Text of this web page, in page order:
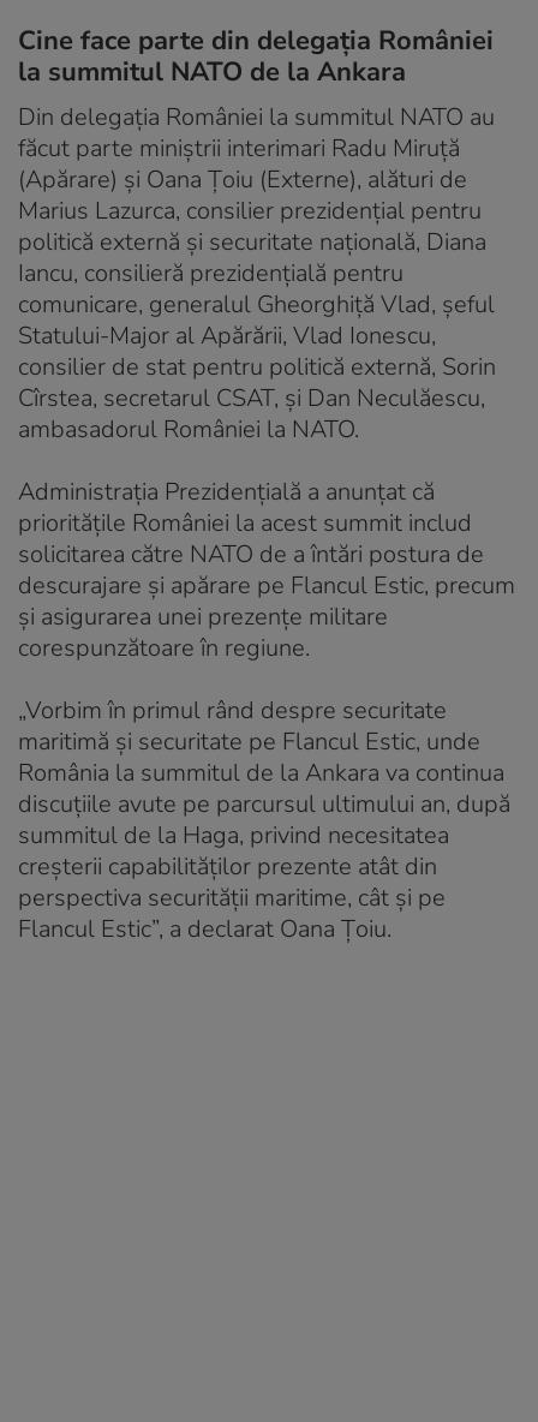
Cine face parte din delegația României
la summitul NATO de la Ankara
Din delegația României la summitul NATO au
făcut parte miniștrii interimari Radu Miruță
(Apărare) și Oana Țoiu (Externe), alături de
Marius Lazurca, consilier prezidențial pentru
politică externă și securitate națională, Diana
Iancu, consilieră prezidențială pentru
comunicare, generalul Gheorghiță Vlad, șeful
Statului-Major al Apărării, Vlad Ionescu,
consilier de stat pentru politică externă, Sorin
Cîrstea, secretarul CSAT, și Dan Neculăescu,
ambasadorul României la NATO.
Administrația Prezidențială a anunțat că
prioritățile României la acest summit includ
solicitarea către NATO de a întări postura de
descurajare și apărare pe Flancul Estic, precum
și asigurarea unei prezențe militare
corespunzătoare în regiune.
„Vorbim în primul rând despre securitate
maritimă și securitate pe Flancul Estic, unde
România la summitul de la Ankara va continua
discuțiile avute pe parcursul ultimului an, după
summitul de la Haga, privind necesitatea
creșterii capabilităților prezente atât din
perspectiva securității maritime, cât și pe
Flancul Estic”, a declarat Oana Țoiu.